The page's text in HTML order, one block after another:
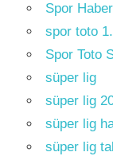
Spor
spor toto
Spor Toto
süper lig
süper lig
süper lig
süper lig